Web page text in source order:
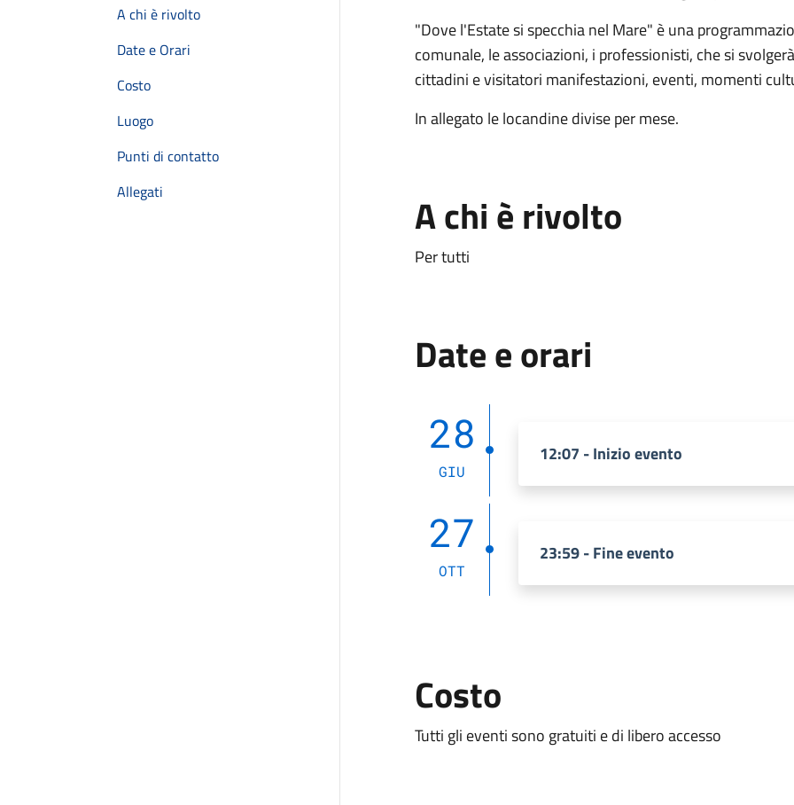
A chi è rivolto
Date e Orari
Costo
Luogo
Punti di contatto
Allegati
"Dove l'Estate si specchia nel Mare" è una
comunale, le associazioni, i professionisti, che si
cittadini e visitatori manifestazioni, eventi, momenti
In allegato le locandine divise per mese.
A chi è rivolto
Per tutti
Date e orari
28
GIU
12:07 - Inizio evento
27
OTT
23:59 - Fine evento
Costo
Tutti gli eventi sono gratuiti e di libero accesso